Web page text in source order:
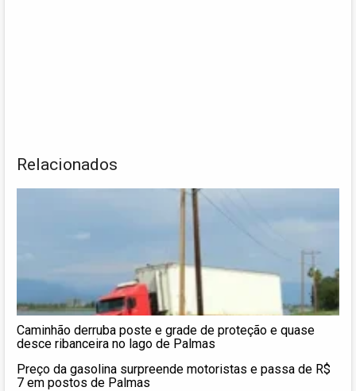
Relacionados
Caminhão derruba poste e grade de proteção e quase
desce ribanceira no lago de Palmas
Preço da gasolina surpreende motoristas e passa de R$
7 em postos de Palmas